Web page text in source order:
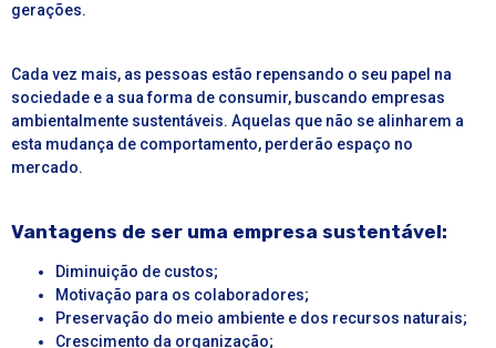
gerações.
Cada vez mais, as pessoas estão repensando o seu papel na
sociedade e a sua forma de consumir, buscando empresas
ambientalmente sustentáveis. Aquelas que não se alinharem a
esta mudança de comportamento, perderão espaço no
mercado.
Vantagens de ser uma empresa sustentável:
Diminuição de custos;
Motivação para os colaboradores;
Preservação do meio ambiente e dos recursos naturais;
Crescimento da organização;